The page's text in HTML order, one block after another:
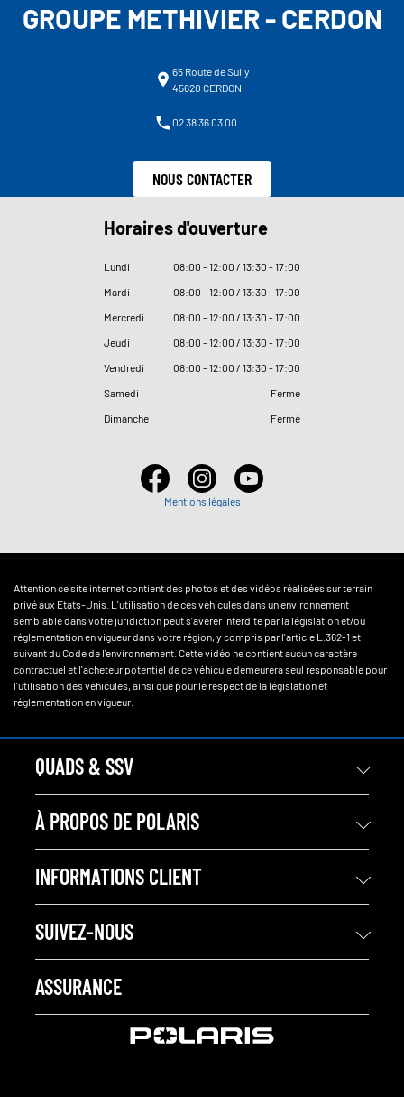
GROUPE METHIVIER - CERDON
65 Route de Sully
45620 CERDON
02 38 36 03 00
NOUS CONTACTER
Horaires d'ouverture
Lundi 08:00 - 12:00 / 13:30 - 17:00
Mardi
08:00 - 12:00 / 13:30 - 17:00
Mercredi
08:00 - 12:00 / 13:30 - 17:00
Jeudi
08:00 - 12:00 / 13:30 - 17:00
Vendredi
08:00 - 12:00 / 13:30 - 17:00
Samedi
Fermé
Dimanche
Fermé
Mentions légales
Attention ce site internet contient des photos et des vidéos réalisées sur terrain
privé aux Etats-Unis. L'utilisation de ces véhicules dans un environnement
semblable dans votre juridiction peut s'avérer interdite par la législation et/ou
réglementation en vigueur dans votre région, y compris par l'article L.362-1 et
suivant du Code de l'environnement. Cette vidéo ne contient aucun caractère
contractuel et l'acheteur potentiel de ce véhicule demeurera seul responsable pour
l'utilisation des véhicules, ainsi que pour le respect de la législation et
réglementation en vigueur.
QUADS & SSV
À PROPOS DE POLARIS
INFORMATIONS CLIENT
SUIVEZ-NOUS
ASSURANCE